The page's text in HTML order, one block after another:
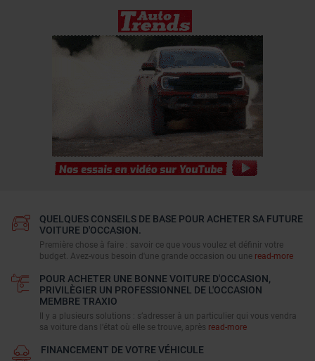
QUELQUES CONSEILS DE BASE POUR ACHETER SA FUTURE
VOITURE D'OCCASION.
Première chose à faire : savoir ce que vous voulez et définir votre
budget. Avez-vous besoin d'une grande occasion ou une read-more
POUR ACHETER UNE BONNE VOITURE D'OCCASION,
PRIVILÈGIER UN PROFESSIONNEL DE L'OCCASION
MEMBRE TRAXIO
Il y a plusieurs solutions : s’adresser à un particulier qui vous vendra
sa voiture dans l’état où elle se trouve, après read-more
FINANCEMENT DE VOTRE VÉHICULE